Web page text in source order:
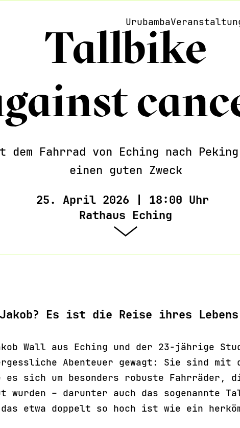
Urubamba
Tallbike
dem Fahrrad von Eching nach
einen guten Zweck
25. April 2026 | 18:00 Uhr
Rathaus Eching
Jakob? Es ist die Reise ihres
Wall aus Eching und der 23-jährige
Abenteuer gewagt: Sie sind mit
sich um besonders robuste Fahrräder,
wurden – darunter auch das sogenannte
etwa doppelt so hoch ist wie ein